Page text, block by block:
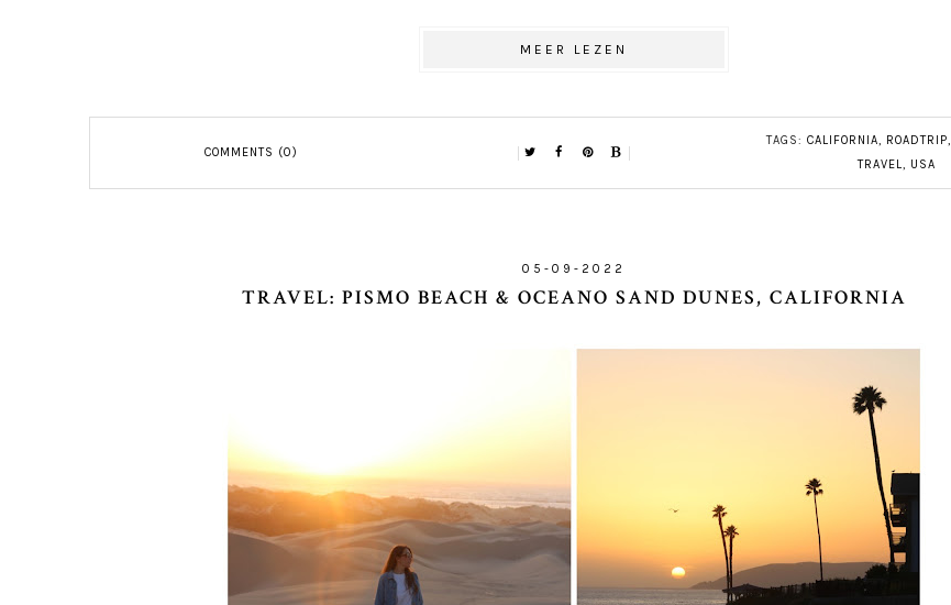
MEER LEZEN
COMMENTS (0)
TAGS: CALIFORNIA, ROADTRIP,
TRAVEL, USA
05-09-2022
TRAVEL: PISMO BEACH & OCEANO SAND DUNES, CALIFORNIA